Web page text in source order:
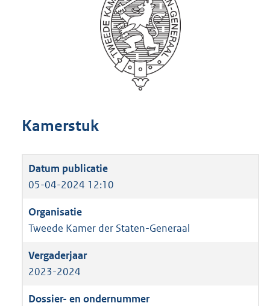
Kamerstuk
05-04-2024 12:10
Tweede Kamer der Staten-Generaal
2023-2024